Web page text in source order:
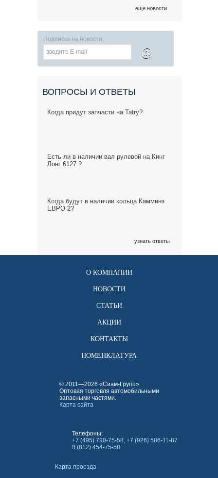
еще новости
Подписка на новости:
@
ВОПРОСЫ И ОТВЕТЫ
Когда придут запчасти на Tatry?
Есть ли в наличии вал рулевой на Кинг
Лонг 6127 ?
Когда будут в наличии кольца Камминз
ЕВРО 2?
узнать ответы
О КОМПАНИИ
НОВОСТИ
СТАТЬИ
АКЦИИ
КОНТАКТЫ
НОМЕНКЛАТУРА
© 2011—2026 «Сиам-Групп»
Оптовая торговля автомобильными
запасными частями.
Карта сайта
Телефоны:
+7 (495) 790-75-58, +7 (926) 586-11-87
8 (812) 454-75-58
Карта проезда